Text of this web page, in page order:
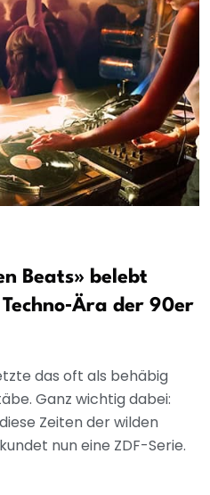
Beats» belebt
der 90er
das oft als behäbig
Ganz wichtig dabei:
Zeiten der wilden
nun eine ZDF-Serie.